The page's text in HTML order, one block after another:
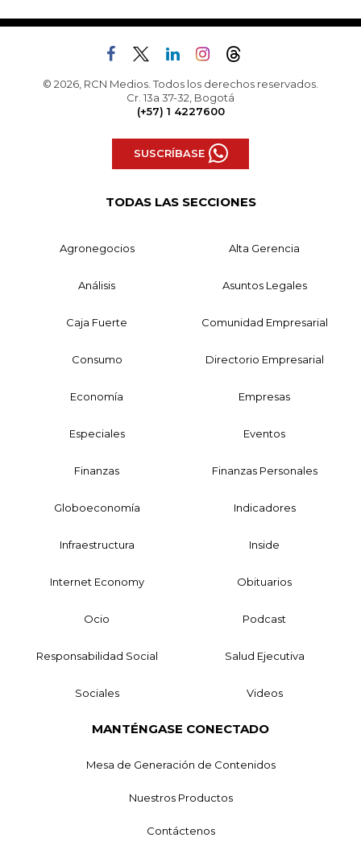
© 2026, RCN Medios. Todos los derechos reservados.
Cr. 13a 37-32, Bogotá
(+57) 1 4227600
SUSCRÍBASE
TODAS LAS SECCIONES
Agronegocios Alta Gerencia
Análisis Asuntos Legales
Caja Fuerte Comunidad Empresarial
Consumo Directorio Empresarial
Economía Empresas
Especiales Eventos
Finanzas Finanzas Personales
Globoeconomía Indicadores
Infraestructura Inside
Internet Economy Obituarios
Ocio Podcast
Responsabilidad Social Salud Ejecutiva
Sociales Videos
MANTÉNGASE CONECTADO
Mesa de Generación de Contenidos
Nuestros Productos
Contáctenos